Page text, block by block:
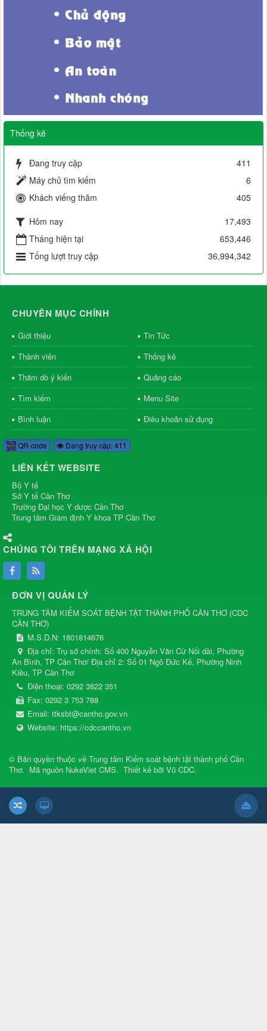
Thống kê
Đang truy cập
411
Máy chủ tìm kiếm
6
Khách viếng thăm
405
Hôm nay
17,493
Tháng hiện tại
653,446
Tổng lượt truy cập
36,994,342
CHUYÊN MỤC CHÍNH
Giới thiệu
Tin Tức
Thành viên
Thống kê
Thăm dò ý kiến
Quảng cáo
Tìm kiếm
Menu Site
Bình luận
Điều khoản sử dụng
QR-code Đang truy cập: 411
LIÊN KẾT WEBSITE
Bộ Y tế
Sở Y tế Cần Thơ
Trường Đại học Y dược Cần Thơ
Trung tâm Giám định Y khoa TP Cần Thơ
CHÚNG TÔI TRÊN MẠNG XÃ HỘI
ĐƠN VỊ QUẢN LÝ
TRUNG TÂM KIỂM SOÁT BỆNH TẬT THÀNH PHỐ CẦN THƠ (CDC
CẦN THƠ)
M.S.D.N: 1801814676
Địa chỉ: Trụ sở chính: Số 400 Nguyễn Văn Cừ Nối dài, Phường
An Bình, TP Cần Thơ/ Địa chỉ 2: Số 01 Ngô Đức Kế, Phường Ninh
Kiều, TP Cần Thơ
Điện thoại: 0292 3822 351
Fax: 0292 3 753 788
Email: ttksbt@cantho.gov.vn
Website: https://cdccantho.vn
© Bản quyền thuộc về Trung tâm Kiểm soát bệnh tật thành phố Cần
Thơ. Mã nguồn NukeViet CMS. Thiết kế bởi Vũ CDC.